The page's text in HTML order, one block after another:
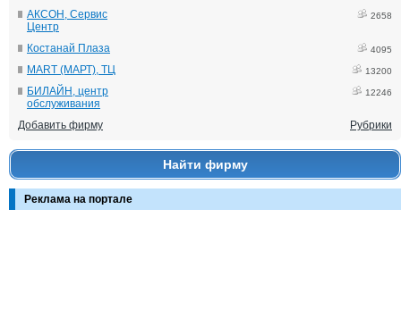
АКСОН, Сервис
Центр
2658
Костанай Плаза 4095
MART (МАРТ), ТЦ 13200
БИЛАЙН, центр
обслуживания
12246
Добавить фирму Рубрики
Найти фирму
Реклама на портале